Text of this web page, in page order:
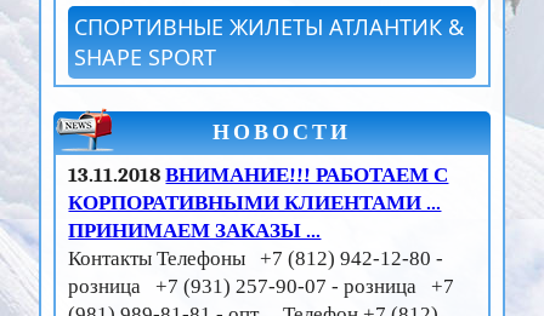
СПОРТИВНЫЕ ЖИЛЕТЫ АТЛАНТИК &
SHAPE SPORT
НОВОСТИ
13.11.2018ВНИМАНИЕ!!! РАБОТАЕМ С
КОРПОРАТИВНЫМИ КЛИЕНТАМИ ...
ПРИНИМАЕМ ЗАКАЗЫ ...
Контакты Телефоны +7 (812) 942-12-80 -
розница +7 (931) 257-90-07 - розница +7